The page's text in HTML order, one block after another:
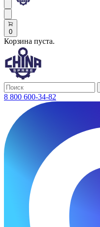
0
Корзина пуста.
8 800 600-34-82